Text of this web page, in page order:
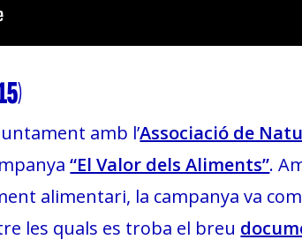
amb l’Associació de
“El Valor dels Aliments”.
alimentari, la campanya va
les quals es troba el breu